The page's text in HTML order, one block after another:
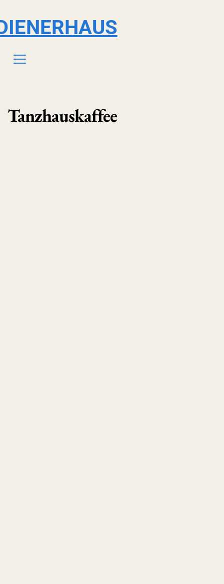
Tanzhauskaffee